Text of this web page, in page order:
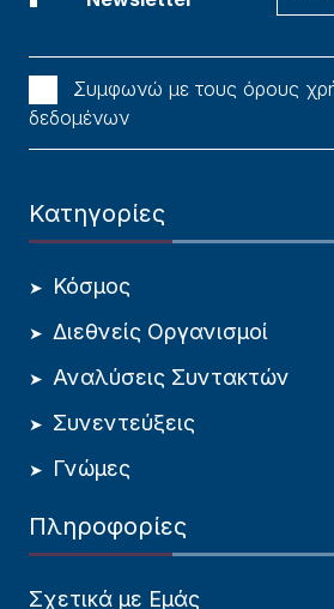
Συμφωνώ με τους όρους
δεδομένων
Κατηγορίες
Κόσμος
Διεθνείς Οργανισμοί
Αναλύσεις Συντακτών
Συνεντεύξεις
Γνώμες
Πληροφορίες
Σχετικά με Εμάς